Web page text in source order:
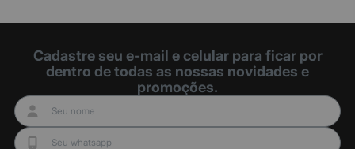
Cadastre seu e-mail e celular para ficar por
dentro de todas as nossas novidades e
promoções.